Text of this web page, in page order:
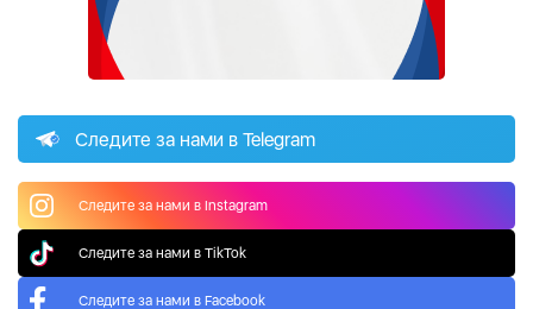
Следите за нами в Telegram
Следите за нами в Instagram
Следите за нами в TikTok
Следите за нами в Facebook